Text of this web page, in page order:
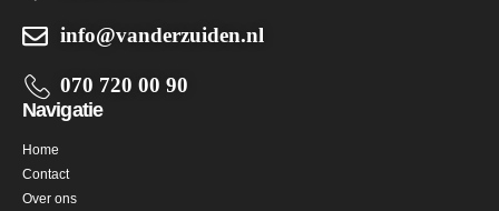
info@vanderzuiden.nl
070 720 00 90
Navigatie
Home
Contact
Over ons